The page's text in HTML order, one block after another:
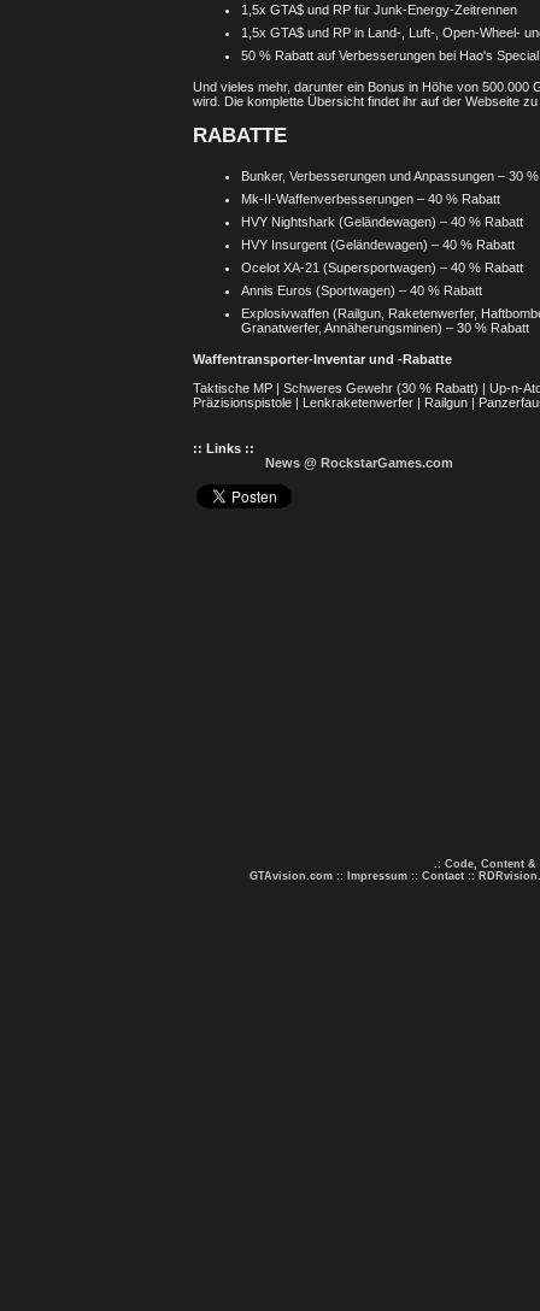
1,5x GTA$ und RP für Junk-Energy-Zeitrennen
1,5x GTA$ und RP in Land-, Luft-, Open-Wheel-
50 % Rabatt auf Verbesserungen bei Hao's
Und vieles mehr, darunter ein Bonus in Höhe von
wird. Die komplette Übersicht findet ihr auf der Webseite zu
RABATTE
Bunker, Verbesserungen und Anpassungen – 30
Mk-II-Waffenverbesserungen – 40 % Rabatt
HVY Nightshark (Geländewagen) – 40 % Rabatt
HVY Insurgent (Geländewagen) – 40 % Rabatt
Ocelot XA-21 (Supersportwagen) – 40 % Rabatt
Annis Euros (Sportwagen) – 40 % Rabatt
Explosivwaffen (Railgun, Raketenwerfer,
Granatwerfer, Annäherungsminen) – 30 % Rabatt
Waffentransporter-Inventar und -Rabatte
Taktische MP | Schweres Gewehr (30 % Rabatt) | Up-n-
Präzisionspistole | Lenkraketenwerfer | Railgun |
:: Links ::
News @ RockstarGames.com
.: Code, Content &
GTAvision.com :: Impressum :: Contact ::